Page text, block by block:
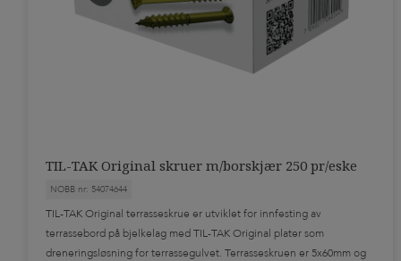
TIL-TAK Original skruer m/borskjær 250 pr/eske
NOBB nr: 54074644
TIL-TAK Original terrasseskrue er utviklet for innfesting av
terrassebord på bjelkelag med TIL-TAK Original plater som
dreneringsløsning for terrassegulvet. Terrasseskruen er 5x60mm og